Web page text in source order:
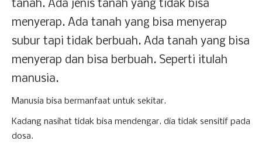
tanah. Ada jenis tanah yang tidak bisa
menyerap. Ada tanah yang bisa menyerap
subur tapi tidak berbuah. Ada tanah yang bisa
menyerap dan bisa berbuah. Seperti itulah
manusia.
Manusia bisa bermanfaat untuk sekitar.
Kadang nasihat tidak bisa mendengar. dia tidak sensitif pada
dosa.